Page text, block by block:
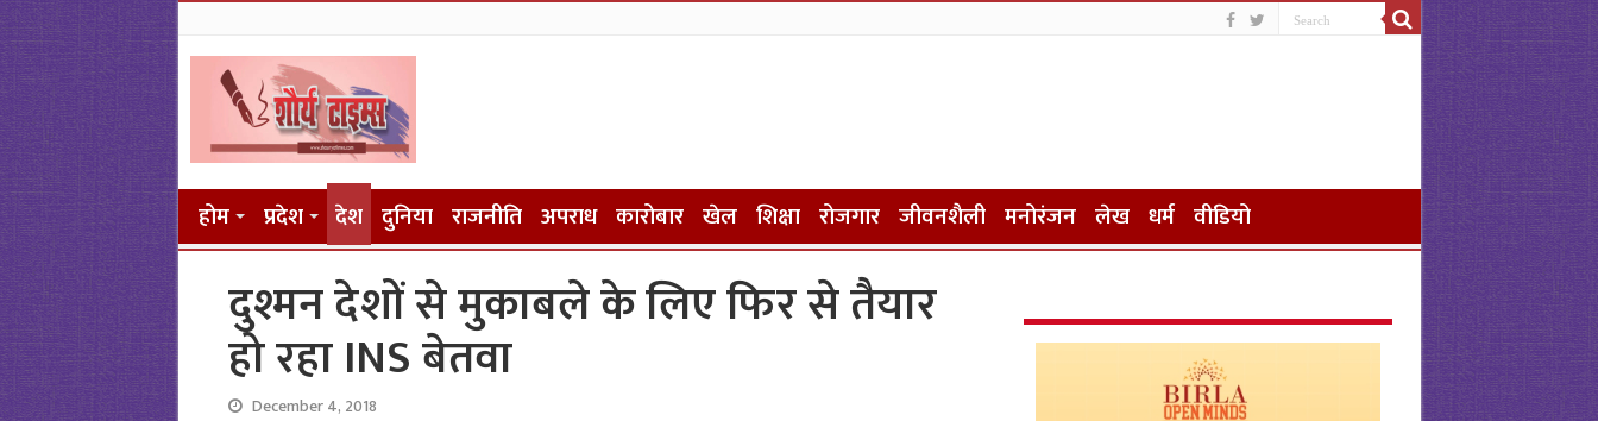
होम प्रदेश देश दुनिया राजनीति अपराध कारोबार खेल शिक्षा रोजगार जीवनशैली मनोरंजन लेख धर्म वीडियो
दुश्मन देशों से मुकाबले के लिए फिर से तैयार
हो रहा INS बेतवा
December 4, 2018